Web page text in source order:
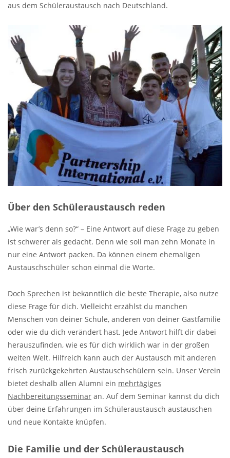
aus dem Schüleraustausch nach Deutschland.
Über den Schüleraustausch reden
„Wie war’s denn so?“ – Eine Antwort auf diese Frage zu geben
ist schwerer als gedacht. Denn wie soll man zehn Monate in
nur eine Antwort packen. Da können einem ehemaligen
Austauschschüler schon einmal die Worte.
Doch Sprechen ist bekanntlich die beste Therapie, also nutze
diese Frage für dich. Vielleicht erzählst du manchen
Menschen von deiner Schule, anderen von deiner Gastfamilie
oder wie du dich verändert hast. Jede Antwort hilft dir dabei
herauszufinden, wie es für dich wirklich war in der großen
weiten Welt. Hilfreich kann auch der Austausch mit anderen
frisch zurückgekehrten Austauschschülern sein. Unser Verein
bietet deshalb allen Alumni ein mehrtägiges
Nachbereitungsseminar an. Auf dem Seminar kannst du dich
über deine Erfahrungen im Schüleraustausch austauschen
und neue Kontakte knüpfen.
Die Familie und der Schüleraustausch